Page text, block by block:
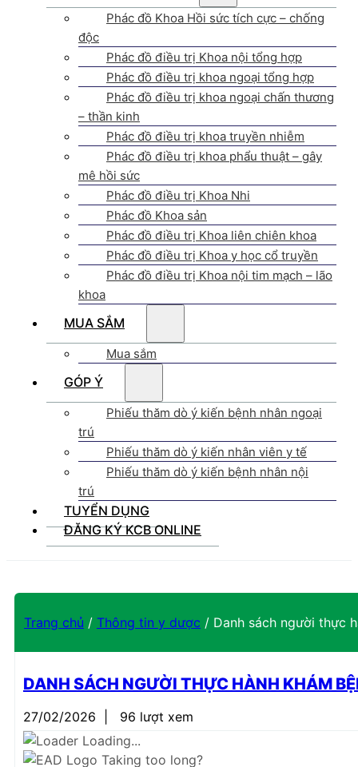
Phác đồ Khoa Hồi sức tích cực – chống
độc
Phác đồ điều trị Khoa nội tổng hợp
Phác đồ điều trị khoa ngoại tổng hợp
Phác đồ điều trị khoa ngoại chấn thương
– thần kinh
Phác đồ điều trị khoa truyền nhiễm
Phác đồ điều trị khoa phẩu thuật – gây
mê hồi sức
Phác đồ điều trị Khoa Nhi
Phác đồ Khoa sản
Phác đồ điều trị Khoa liên chiên khoa
Phác đồ điều trị Khoa y học cổ truyền
Phác đồ điều trị Khoa nội tim mạch – lão
khoa
MUA SẮM
Mua sắm
GÓP Ý
Phiếu thăm dò ý kiến bệnh nhân ngoại
trú
Phiếu thăm dò ý kiến nhân viên y tế
Phiếu thăm dò ý kiến bệnh nhân nội
trú
TUYỂN DỤNG
ĐĂNG KÝ KCB ONLINE
Trang chủ / Thông tin y dược / Danh sách người thực
DANH SÁCH NGƯỜI THỰC HÀNH KHÁM
27/02/2026
96 lượt xem
Loading...
Taking too long?